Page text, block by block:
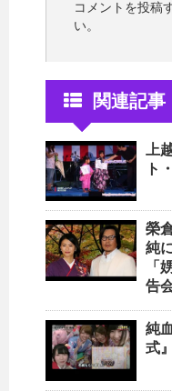
コメントを投稿
い。
関連記事
上
ト
榮
純
「
告
純
式